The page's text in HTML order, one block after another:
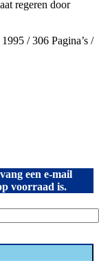
regeren door
/ 306 Pagina’s /
een e-mail
voorraad is.